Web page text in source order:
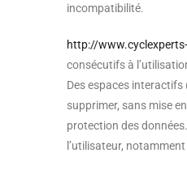
incompatibilité.
http://
consécutifs à
Des espaces
supprimer, sans mise
protection des
l’utilisateur,